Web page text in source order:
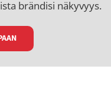
brändisi näkyvyys.